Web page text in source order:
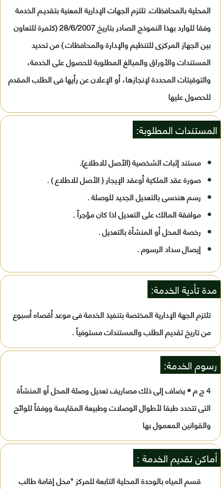
المحلية بالمحافظات. تلتزم الجهات الإدارية المعنية بتقديـم الخدمة
وفقا للوارد بهذا النموذج الصادر بتاريخ 28/6/2007 (كثمرة للتعاون
بين الجهاز المركزى للتنظيم والإدارة والمحافظات ) من تحديد
المستندات والأوراق والمبالغ المطلوبة للحصول على الخدمة،
والتوقيتات المحددة لإنجازها، أو الإعلان عن رأيها فى الطلب المقدم
للحصول عليها
المستندات المطلوبة:
مستند إثبات الشخصية (الأصل للاطلاع).
صورة عقد الملكية أوعقد الإيجار ( الأصل للاطلاع ) .
رسم هندسى بالتعديل الجديد للوصلة .
موافقة المالك على التعديل اذا كان مؤجراً .
رخصة المحل أو المنشأة بالتعديل .
إيصال سداد الرسوم .
مدة تأدية الخدمة:
تلتزم الجهة الإدارية المختصة بتنفيذ الخدمة فى موعد أقصاه أسبوع
من تاريخ تقديم الطلب والمستندات مستوفياً .
رسوم الخدمة:
4 ج م • يضاف إلى ذلك مصاريف تعديل وصلة المحل أو المنشأة
التى تتحدد طبقا لأطوال الوصلات وطبيعة المقايسة ووفقاً للوائح
والقوانين المعمول بها
أماكن تقديم الخدمة :
قسم المياه بالوحدة المحلية التابعة للمركز "محل إقامة طالب